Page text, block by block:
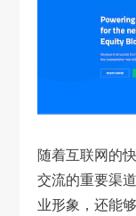
随着互联网的
交流的重要渠
业形象，还能